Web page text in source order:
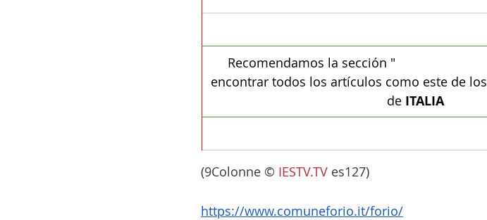
Recomendamos la sección "
encontrar todos los artículos como este de los
de ITALIA
(9Colonne © IESTV.TV es127)
https://www.comuneforio.it/forio/